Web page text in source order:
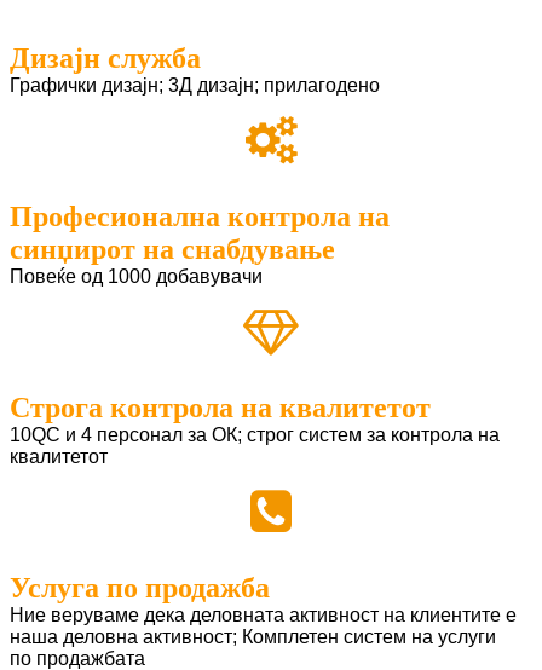
Дизајн служба
Графички дизајн; 3Д дизајн; прилагодено
Професионална контрола на
синџирот на снабдување
Повеќе од 1000 добавувачи
Строга контрола на квалитетот
10QC и 4 персонал за ОК; строг систем за контрола на
квалитетот
Услуга по продажба
Ние веруваме дека деловната активност на клиентите е
наша деловна активност; Комплетен систем на услуги
по продажбата